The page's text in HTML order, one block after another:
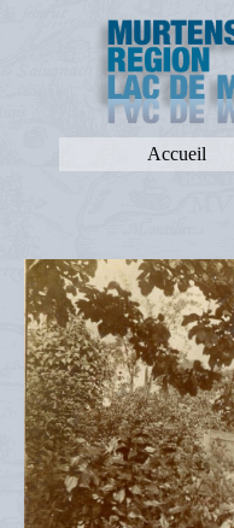
Accueil